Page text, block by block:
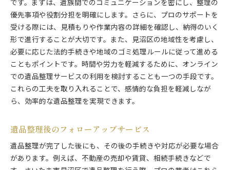
です。まずは、遺族間でのコミュニケーションを密にし、整理の
優先事項や役割分担を明確にします。さらに、プロのサポートを
受ける際には、見積もりや作業内容の詳細を確認し、納得のいく
形で進行することが大切です。また、見沼区の地域性を考慮し、
必要に応じた法的手続きや地域のゴミ処理ルールに従って進める
こともポイントです。時間や労力を軽減するために、オンライン
での遺品整理サービスの利用を検討することも一つの手段です。
これらの工夫を取り入れることで、感情的な負担を軽減しなが
ら、効率的な遺品整理を実現できます。
遺品整理後のフォローアップサービス
遺品整理が完了した後にも、その後の手続きや対応が必要な場合
があります。例えば、不動産の売却や賃貸、相続手続きなどで